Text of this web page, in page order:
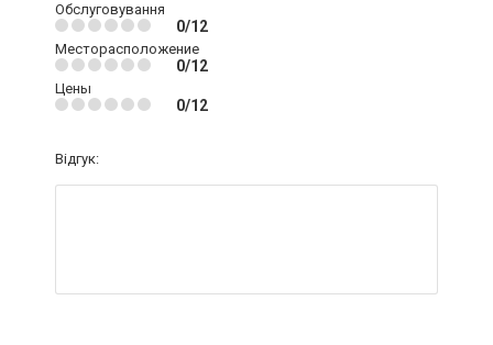
Обслуговування
0/12
Месторасположение
0/12
Цены
0/12
Відгук: